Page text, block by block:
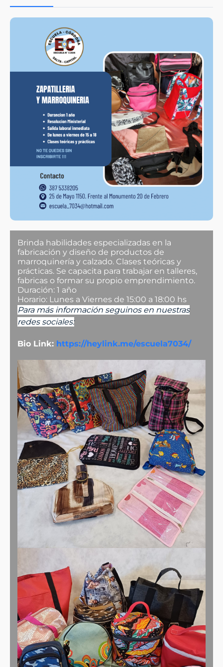
Brinda habilidades especializadas en la
fabricación y diseño de productos de
marroquinería y calzado. Clases teóricas y
prácticas. Se capacita para trabajar en talleres,
fabricas o formar su propio emprendimiento.
Duración: 1 año
Horario: Lunes a Viernes de 15:00 a 18:00 hs
Para más información seguinos en nuestras
redes sociales:
Bio Link: https://heylink.me/escuela7034/